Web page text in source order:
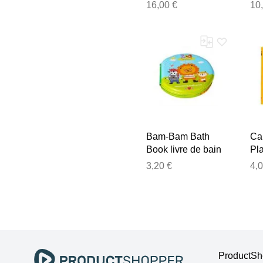
16,00 €
Bam-Bam Bath
Book livre de bain
6m+ ZOO 1 pcs
3,20 €